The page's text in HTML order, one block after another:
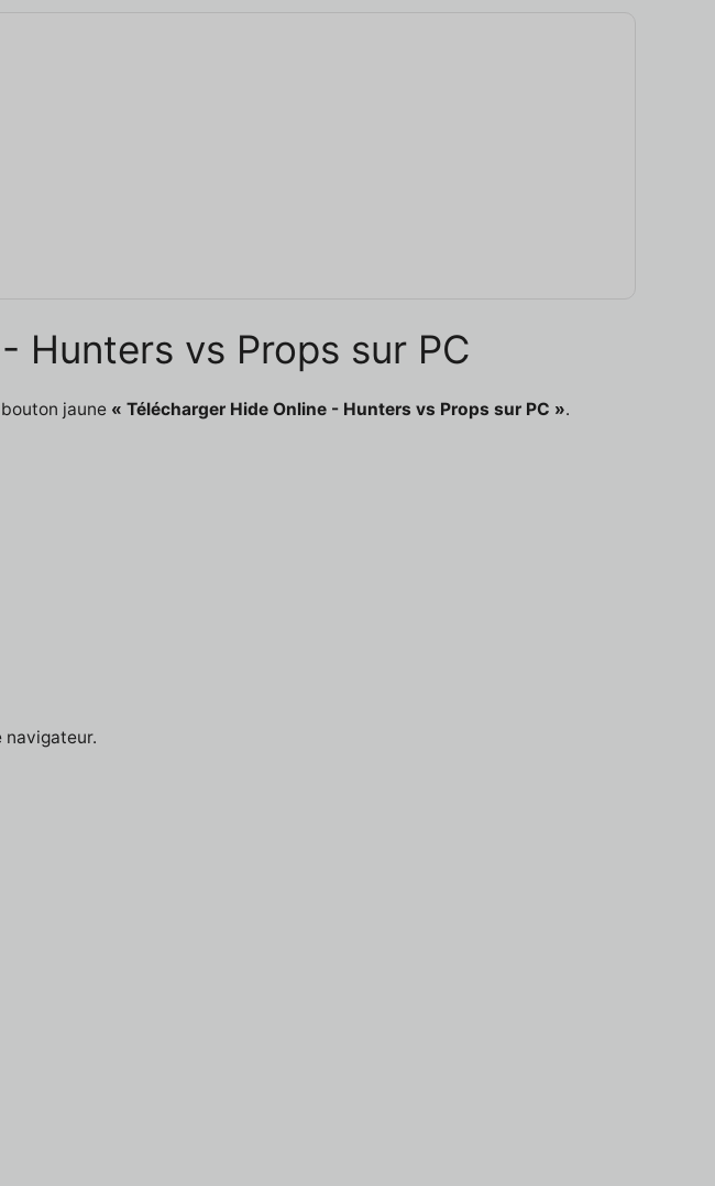
Hunters vs Props sur PC
jaune « Télécharger Hide Online - Hunters vs Props sur PC ».